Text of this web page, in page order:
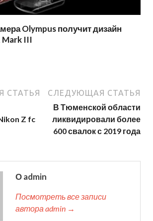
Olympus получит дизайн
Mark III
СТАТЬЯ
Z fc
СЛЕДУЮЩАЯ СТАТЬЯ
В Тюменской области
ликвидировали более
600 свалок с 2019 года
О admin
Посмотреть все записи
автора admin →